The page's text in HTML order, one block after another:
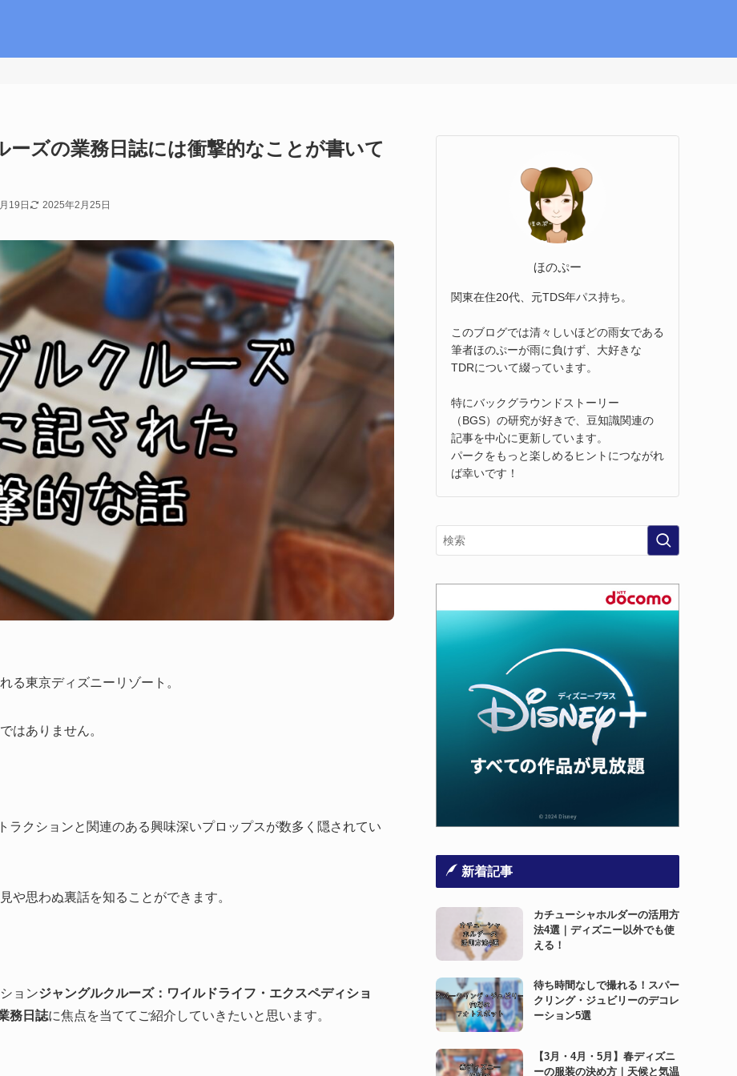
ーズの業務日誌には衝撃的なことが書いて
19日 2025年2月25日
る東京ディズニーリゾート。
はありません。
ラクションと関連のある興味深いプロップスが数多く隠されてい
や思わぬ裏話を知ることができます。
ョンジャングルクルーズ：ワイルドライフ・エクスペディショ
務日誌に焦点を当ててご紹介していきたいと思います。
ほのぷー
関東在住20代、元TDS年パス持ち。
このブログでは清々しいほどの雨女である
筆者ほのぷーが雨に負けず、大好きな
TDRについて綴っています。
特にバックグラウンドストーリー
（BGS）の研究が好きで、豆知識関連の
記事を中心に更新しています。
パークをもっと楽しめるヒントにつながれ
ば幸いです！
新着記事
カチューシャホルダーの活用方
法4選｜ディズニー以外でも使
える！
待ち時間なしで撮れる！スパー
クリング・ジュビリーのデコレ
ーション5選
【3月・4月・5月】春ディズニ
ーの服装の決め方｜天候と気温